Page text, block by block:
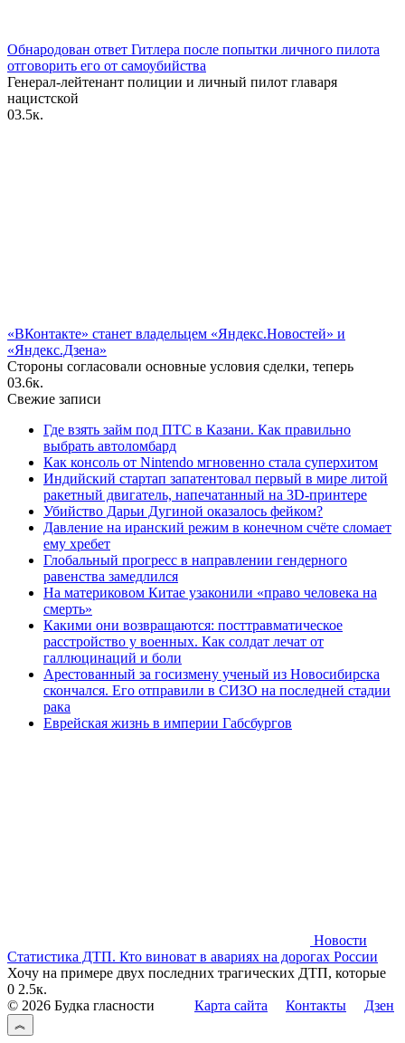
Обнародован ответ Гитлера после попытки личного пилота
отговорить его от самоубийства
Генерал-лейтенант полиции и личный пилот главаря
нацистской
03.5к.
«ВКонтакте» станет владельцем «Яндекс.Новостей» и
«Яндекс.Дзена»
Стороны согласовали основные условия сделки, теперь
03.6к.
Свежие записи
Где взять займ под ПТС в Казани. Как правильно
выбрать автоломбард
Как консоль от Nintendo мгновенно стала суперхитом
Индийский стартап запатентовал первый в мире литой
ракетный двигатель, напечатанный на 3D-принтере
Убийство Дарьи Дугиной оказалось фейком?
Давление на иранский режим в конечном счёте сломает
ему хребет
Глобальный прогресс в направлении гендерного
равенства замедлился
На материковом Китае узаконили «право человека на
смерть»
Какими они возвращаются: посттравматическое
расстройство у военных. Как солдат лечат от
галлюцинаций и боли
Арестованный за госизмену ученый из Новосибирска
скончался. Его отправили в СИЗО на последней стадии
рака
Еврейская жизнь в империи Габсбургов
Новости
Статистика ДТП. Кто виноват в авариях на дорогах России
Хочу на примере двух последних трагических ДТП, которые
0 2.5к.
© 2026 Будка гласности Карта сайта Контакты Дзен